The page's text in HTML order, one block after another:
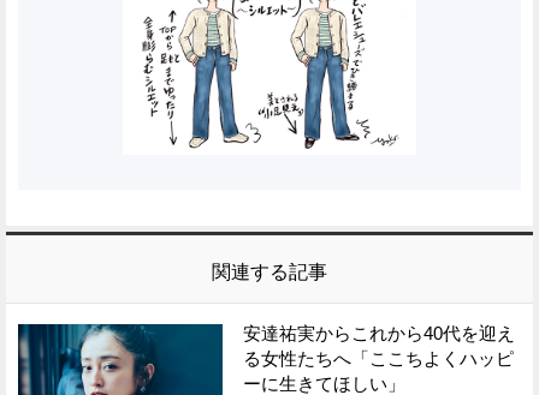
関連する記事
安達祐実からこれから40代を迎え
る女性たちへ「ここちよくハッピ
ーに生きてほしい」